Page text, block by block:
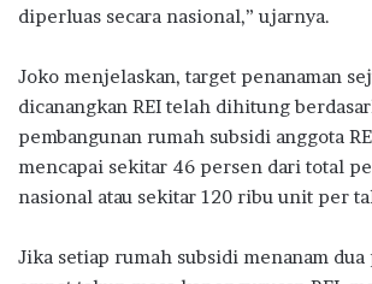
diperluas secara nasional,” ujarnya.
Joko menjelaskan, target penanaman
dicanangkan REI telah dihitung
pembangunan rumah subsidi anggota
mencapai sekitar 46 persen dari total
nasional atau sekitar 120 ribu unit per
Jika setiap rumah subsidi menanam dua